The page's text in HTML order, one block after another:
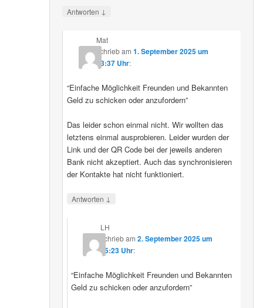
Antworten ↓
Mat
schriebam 1. September 2025 um
23:37 Uhr:
“Einfache Möglichkeit Freunden und Bekannten
Geld zu schicken oder anzufordern”
Das leider schon einmal nicht. Wir wollten das
letztens einmal ausprobieren. Leider wurden der
Link und der QR Code bei der jeweils anderen
Bank nicht akzeptiert. Auch das synchronisieren
der Kontakte hat nicht funktioniert.
Antworten ↓
LH
schriebam2. September 2025 um
15:23 Uhr:
“Einfache Möglichkeit Freunden und Bekannten
Geld zu schicken oder anzufordern”